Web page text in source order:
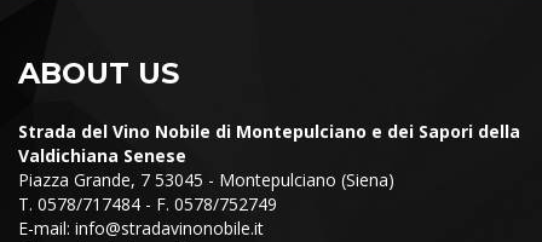
ABOUT US
Strada del Vino Nobile di Montepulciano e dei Sapori della
Valdichiana Senese
Piazza Grande, 7 53045 - Montepulciano (Siena)
T. 0578/717484 - F. 0578/752749
E-mail: info@stradavinonobile.it